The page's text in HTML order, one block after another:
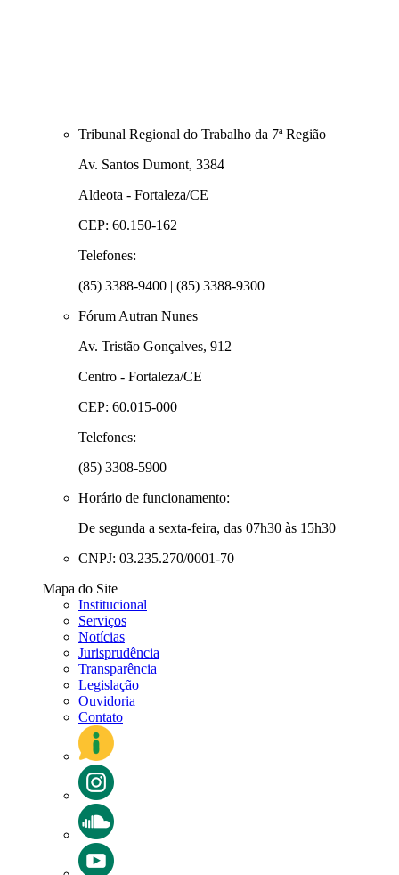
Tribunal Regional do Trabalho da 7ª Região
Av. Santos Dumont, 3384
Aldeota - Fortaleza/CE
CEP: 60.150-162
Telefones:
(85) 3388-9400 | (85) 3388-9300
Fórum Autran Nunes
Av. Tristão Gonçalves, 912
Centro - Fortaleza/CE
CEP: 60.015-000
Telefones:
(85) 3308-5900
Horário de funcionamento:
De segunda a sexta-feira, das 07h30 às 15h30
CNPJ: 03.235.270/0001-70
Mapa do Site
Institucional
Serviços
Notícias
Jurisprudência
Transparência
Legislação
Ouvidoria
Contato